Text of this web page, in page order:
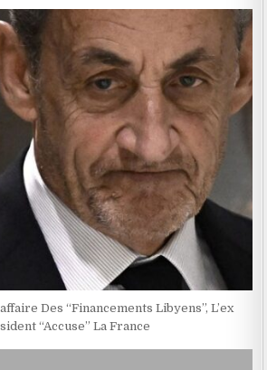
Des “Financements Libyens”, L’ex
“Accuse” La France